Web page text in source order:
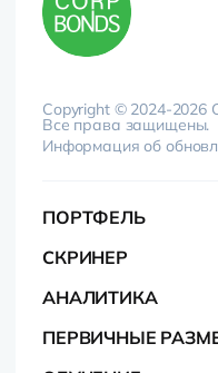
Copyright © 2024-2026
Все права защищены.
Информация об
ПОРТФЕЛЬ
СКРИНЕР
АНАЛИТИКА
ПЕРВИЧНЫЕ